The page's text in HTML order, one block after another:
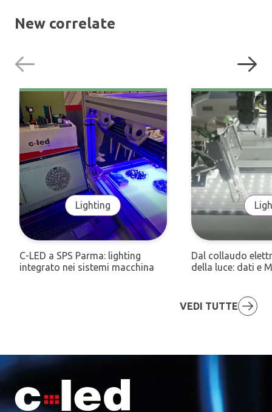
New correlate
Lighting
C-LED a SPS Parma: lighting
integrato nei sistemi macchina
Dal collaudo
della luce: dati e
VEDI TUTTE